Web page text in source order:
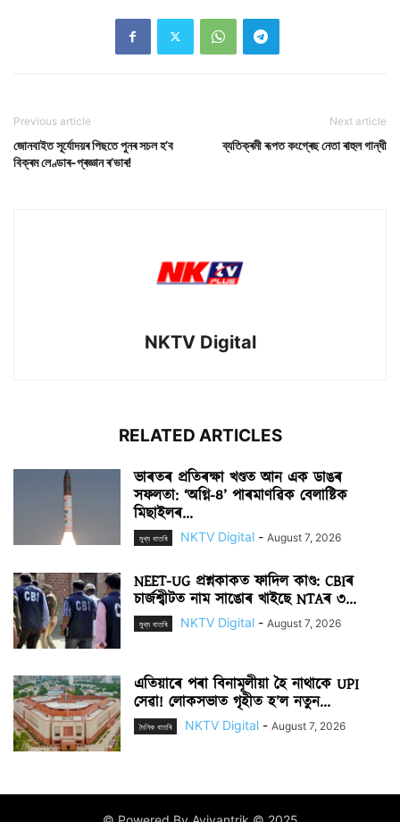
Previous article
জোনবাইত সূৰ্যোদয়ৰ পিছতে পুনৰ সচল হ’ব
বিক্ৰম লেণ্ডাৰ-প্ৰজ্ঞান ৰ’ভাৰ!
Next article
ব্যতিক্ৰমী ৰূপত কংগ্ৰেছ নেতা ৰাহুল গান্ধী
NKTV Digital
RELATED ARTICLES
ভাৰতৰ প্ৰতিৰক্ষা খণ্ডত আন এক ডাঙৰ
সফলতা: ‘অগ্নি-৪’ পাৰমাণৱিক বেলাষ্টিক
মিছাইলৰ...
মুখ্য বাতৰি NKTV Digital - August 7, 2026
NEET-UG প্ৰশ্নকাকত ফাদিল কাণ্ড: CBIৰ
চাৰ্জশ্বীটত নাম সাঙোৰ খাইছে NTAৰ ৩...
মুখ্য বাতৰি NKTV Digital - August 7, 2026
এতিয়াৰে পৰা বিনামূলীয়া হৈ নাথাকে UPI
সেৱা! লোকসভাত গৃহীত হ’ল নতুন...
দৈনিক বাতৰি NKTV Digital - August 7, 2026